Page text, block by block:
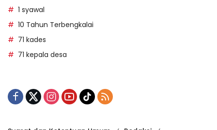
1 syawal
10 Tahun Terbengkalai
71 kades
71 kepala desa